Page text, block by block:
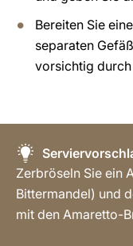
Bereiten Sie
separaten
vorsichtig durch
Zerbröseln Sie ein
Bittermandel) und
mit den Amaretto-